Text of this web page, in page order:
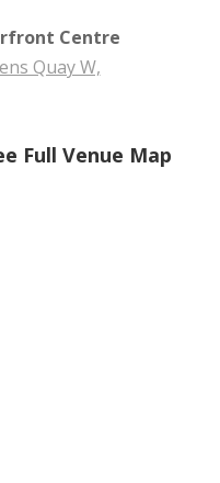
Centre
Quay W,
Full Venue Map